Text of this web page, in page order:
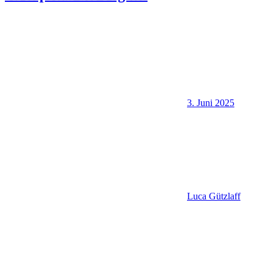
3. Juni 2025
Luca Gützlaff